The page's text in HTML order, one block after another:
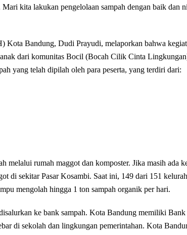
kita lakukan pengelolaan sampah dengan baik dan
Bandung, Dudi Prayudi, melaporkan bahwa
dari komunitas Bocil (Bocah Cilik Cinta
yang telah dipilah oleh para peserta, yang terdiri dari:
melalui rumah maggot dan komposter. Jika masih ada
di sekitar Pasar Kosambi. Saat ini, 149 dari 151
mengolah hingga 1 ton sampah organik per hari.
ke bank sampah. Kota Bandung memiliki
di sekolah dan lingkungan pemerintahan. Kota